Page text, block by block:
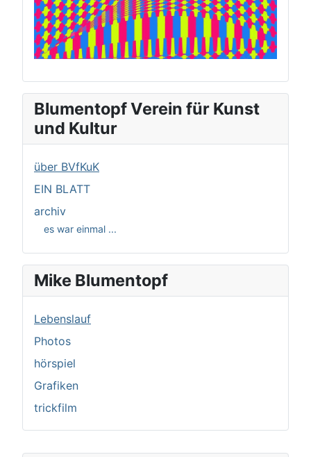
Blumentopf Verein für Kunst
und Kultur
über BVfKuK
EIN BLATT
archiv
es war einmal ...
Mike Blumentopf
Lebenslauf
Photos
hörspiel
Grafiken
trickfilm